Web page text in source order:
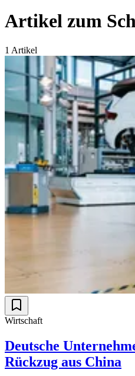
Artikel zum
1 Artikel
Wirtschaft
Deutsche
Rückzug aus China